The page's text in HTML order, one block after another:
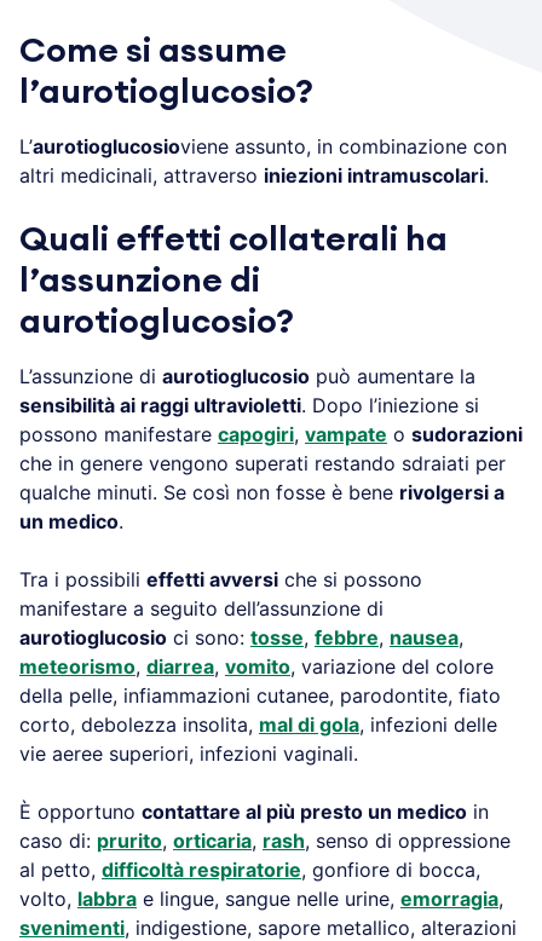
Come si assume
l’aurotioglucosio?
L’aurotioglucosioviene assunto, in combinazione con
altri medicinali, attraverso iniezioni intramuscolari.
Quali effetti collaterali ha
l’assunzione di
aurotioglucosio?
L’assunzione di aurotioglucosio può aumentare la
sensibilità ai raggi ultravioletti. Dopo l’iniezione si
possono manifestare capogiri, vampate o sudorazioni
che in genere vengono superati restando sdraiati per
qualche minuti. Se così non fosse è bene rivolgersi a
un medico.
Tra i possibili effetti avversi che si possono
manifestare a seguito dell’assunzione di
aurotioglucosio ci sono: tosse, febbre, nausea,
meteorismo, diarrea, vomito, variazione del colore
della pelle, infiammazioni cutanee, parodontite, fiato
corto, debolezza insolita, mal di gola, infezioni delle
vie aeree superiori, infezioni vaginali.
È opportuno contattare al più presto un medico in
caso di: prurito, orticaria, rash, senso di oppressione
al petto, difficoltà respiratorie, gonfiore di bocca,
volto, labbra e lingue, sangue nelle urine, emorragia,
svenimenti, indigestione, sapore metallico, alterazioni